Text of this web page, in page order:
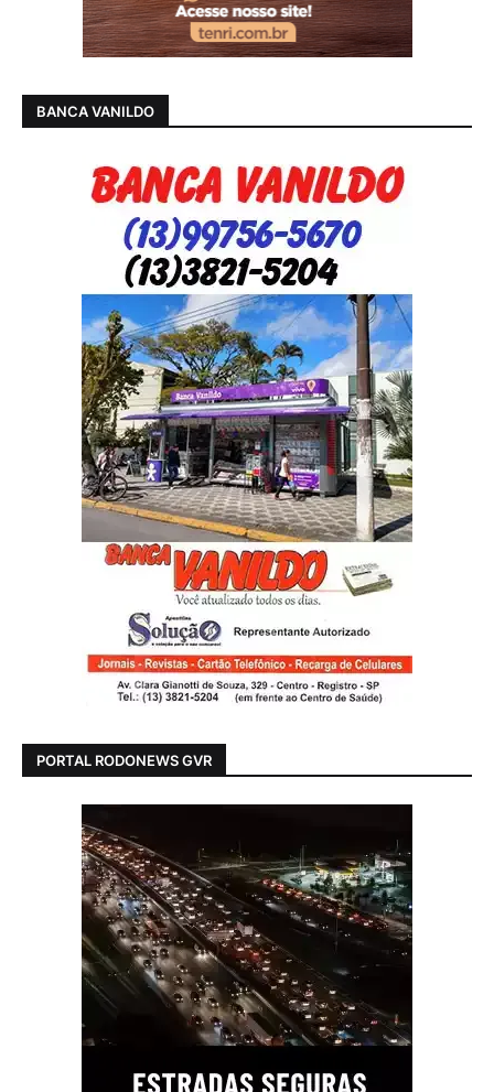
BANCA VANILDO
PORTAL RODONEWS GVR